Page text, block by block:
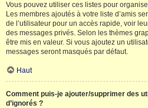
Vous pouvez utiliser ces listes pour
Les membres ajoutés à votre liste d’amis
de l’utilisateur pour un accès rapide, voir
des messages privés. Selon les thèmes
être mis en valeur. Si vous ajoutez un
messages seront masqués par défaut.
Haut
Comment puis-je ajouter/supprimer des
d’ignorés ?